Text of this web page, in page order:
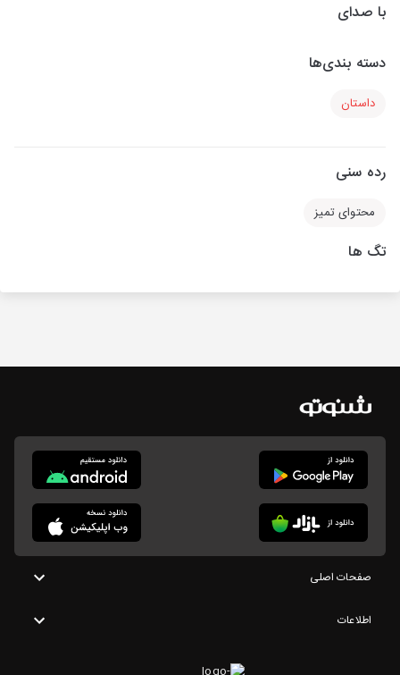
با صدای
دسته بندی‌ها
داستان
رده سنی
محتوای تمیز
تگ ها
صفحات اصلی
اطلاعات